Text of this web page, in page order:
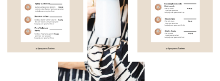
Vraag hier om een vrijblijvend
adviesgesprek met ons!